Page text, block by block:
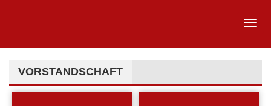
VORSTANDSCHAFT